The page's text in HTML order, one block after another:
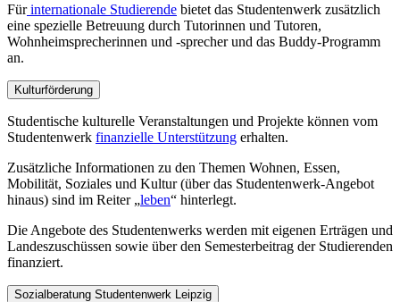
Fürinternationale Studierende bietet das Studentenwerk zusätzlich
eine spezielle Betreuung durch Tutorinnen und Tutoren,
Wohnheimsprecherinnen und -sprecher und das Buddy-Programm
an.
Kulturförderung
Studentische kulturelle Veranstaltungen und Projekte können vom
Studentenwerk finanzielle Unterstützung erhalten.
Zusätzliche Informationen zu den Themen Wohnen, Essen,
Mobilität, Soziales und Kultur (über das Studentenwerk-Angebot
hinaus) sind im Reiter „leben“ hinterlegt.
Die Angebote des Studentenwerks werden mit eigenen Erträgen und
Landeszuschüssen sowie über den Semesterbeitrag der Studierenden
finanziert.
Sozialberatung Studentenwerk Leipzig